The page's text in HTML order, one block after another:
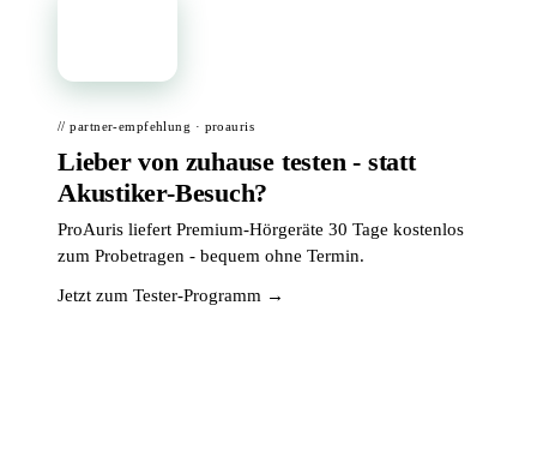
// partner-empfehlung · proauris
Lieber von zuhause testen - statt
Akustiker-Besuch?
ProAuris liefert Premium-Hörgeräte 30 Tage kostenlos
zum Probetragen - bequem ohne Termin.
Jetzt zum Tester-Programm →